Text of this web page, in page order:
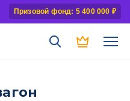
Призовой фонд: 5 400 000 ₽